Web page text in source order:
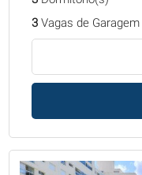
3Vagas de Garagem